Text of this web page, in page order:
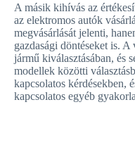
A másik kihívás az
az elektromos autók
megvásárlását jelenti,
gazdasági döntéseket is.
jármű kiválasztásában, és
modellek közötti
kapcsolatos kérdésekben,
kapcsolatos egyéb